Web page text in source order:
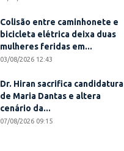
Colisão entre caminhonete e
bicicleta elétrica deixa duas
mulheres feridas em...
03/08/2026 12:43
Dr. Hiran sacrifica candidatura
de Maria Dantas e altera
cenário da...
07/08/2026 09:15